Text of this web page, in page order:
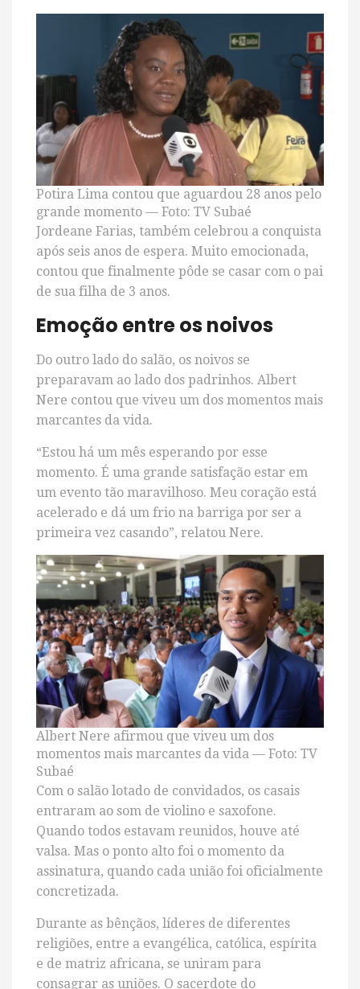
Potira Lima contou que aguardou 28 anos pelo
grande momento — Foto: TV Subaé
Jordeane Farias, também celebrou a conquista
após seis anos de espera. Muito emocionada,
contou que finalmente pôde se casar com o pai
de sua filha de 3 anos.
Emoção entre os noivos
Do outro lado do salão, os noivos se
preparavam ao lado dos padrinhos. Albert
Nere contou que viveu um dos momentos mais
marcantes da vida.
“Estou há um mês esperando por esse
momento. É uma grande satisfação estar em
um evento tão maravilhoso. Meu coração está
acelerado e dá um frio na barriga por ser a
primeira vez casando”, relatou Nere.
Albert Nere afirmou que viveu um dos
momentos mais marcantes da vida — Foto: TV
Subaé
Com o salão lotado de convidados, os casais
entraram ao som de violino e saxofone.
Quando todos estavam reunidos, houve até
valsa. Mas o ponto alto foi o momento da
assinatura, quando cada união foi oficialmente
concretizada.
Durante as bênçãos, líderes de diferentes
religiões, entre a evangélica, católica, espírita
e de matriz africana, se uniram para
consagrar as uniões. O sacerdote do